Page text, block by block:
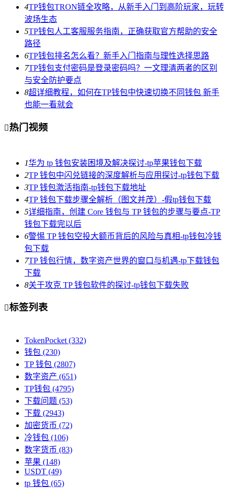
4TP钱包TRON链全攻略，从新手入门到高阶玩家，玩转
波场生态
5TP钱包人工客服服务指南，正确获取官方帮助的安全
路径
6TP钱包排名怎么看？新手入门指南与理性选择思路
7TP钱包支付密码是登录密码吗？一文理清两者的区别
与安全防护要点
8超详细教程，如何在TP钱包中快速切换不同钱包 新手
也能一看就会
热门视频
1华为 tp 钱包安装困境及解决探讨-tp苹果钱包下载
2TP 钱包中闪兑链接的深度解析与应用探讨-tp钱包下载
3TP 钱包激活指南-tp钱包下载地址
4TP 钱包下载步骤全解析（图文并茂）-假tp钱包下载
5详细指南，创建 Core 钱包与 TP 钱包的步骤与要点-TP
钱包下载完以后
6警惕 TP 钱包空投大额币背后的风险与真相-tp钱包冷钱
包下载
7TP 钱包行情，数字资产世界的窗口与机遇-tp下载钱包
下载
8关于攻克 TP 钱包软件的探讨-tp钱包下载失败
标签列表
TokenPocket (332)
钱包 (230)
TP 钱包 (2807)
数字资产 (651)
TP钱包 (4795)
下载问题 (53)
下载 (2943)
加密货币 (72)
冷钱包 (106)
数字货币 (83)
苹果 (148)
USDT (49)
tp 钱包 (65)